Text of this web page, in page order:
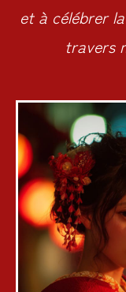
et à célébrer
travers